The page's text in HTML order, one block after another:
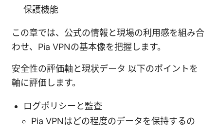
保護機能
この章では、公式の情報と現場の利用感を組み合
わせ、Pia VPNの基本像を把握します。
安全性の評価軸と現状データ 以下のポイントを
軸に評価します。
ログポリシーと監査
Pia VPNはどの程度のデータを保持するの